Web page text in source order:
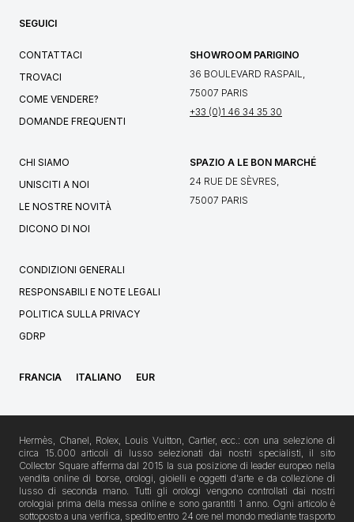
SEGUICI
CONTATTACI
TROVACI
COME VENDERE?
DOMANDE FREQUENTI
SHOWROOM PARIGINO
36 BOULEVARD RASPAIL,
75007 PARIS
+33 (0)1 46 34 35 30
CHI SIAMO
UNISCITI A NOI
LE NOSTRE NOVITÀ
DICONO DI NOI
SPAZIO A LE BON MARCHÉ
24 RUE DE SÈVRES,
75007 PARIS
CONDIZIONI GENERALI
RESPONSABILI E NOTE LEGALI
POLITICA SULLA PRIVACY
GDRP
FRANCIA ITALIANO EUR
Hermès, Chanel, Rolex, Louis Vuitton, Cartier, ecc.: con una selezione di
circa 15.000 articoli di lusso selezionati dai nostri specialisti, il sito
Collector Square afferma dal 2015 la sua posizione di leader europeo nella
vendita online di borse, orologi, gioielli e oggetti d'arte e da collezione di
lusso di seconda mano. Tutti gli orologi vengono controllati dai nostri
orologiai prima della messa online e sono garantiti 1 anno. Ogni articolo è
sottoposto a una verifica, spedito entro 24 ore nel mondo mediante trasporto